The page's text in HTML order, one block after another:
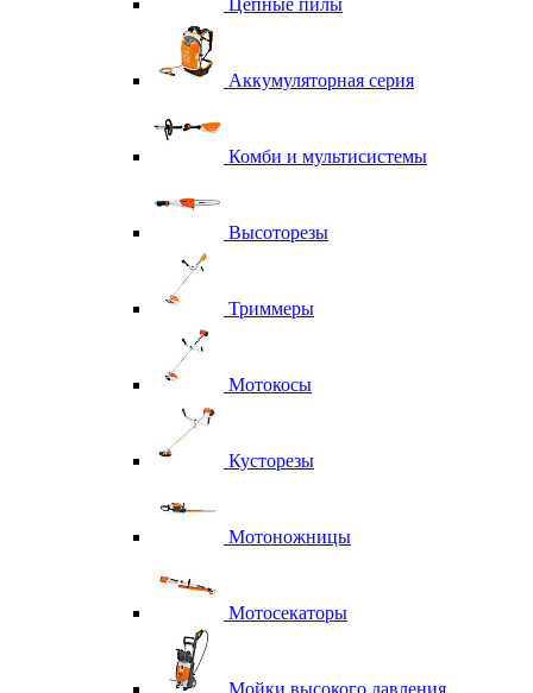
Цепные пилы
Аккумуляторная серия
Комби и мультисистемы
Высоторезы
Триммеры
Мотокосы
Кусторезы
Мотоножницы
Мотосекаторы
Мойки высокого давления